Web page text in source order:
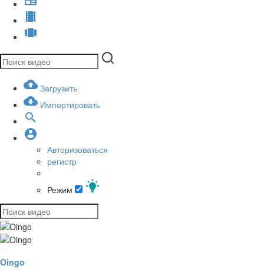
Загрузить
Импортировать
Авторизоваться
регистр
Режим
Oingo